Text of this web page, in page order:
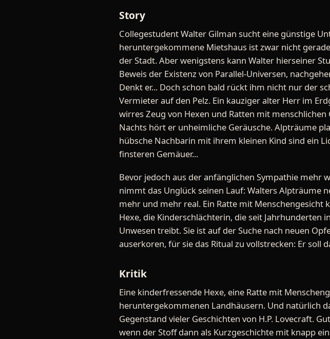
Story
Collegestudent Walter Gilman sucht eine günstige
heruntergekommene Mietshaus ist zwar nicht
der Stadt. Aber wenigstens kann Walter hierseiner
Beweis der Existenz von Parallel-Universen,
Denkt er... Doch schon bald rückt ihm nicht nur der
Vermieter auf den Pelz. Ein kauziger alter Herr im
wirres Zeug von Hexen und Ratten mit menschlichen
Nachts hört er unheimliche Geräusche. Alpträume
hübsche Nachbarin mit ihrem kleinen Kind sind ein
finsteren Gemäuer...
Bevor jedoch aus der anfänglichen Sympathie mehr
nimmt das Unglück seinen Lauf: Walters Alpträume
mehr und mehr real. Ein Ratte mit Menschengesicht
Hexe, die Kinderschlächterin, die seit Jahrhunderten
Unwesen treibt. Sie ist auf der Suche nach neuen
auserkoren, für sie das Ritual zu vollstrecken: Er soll
Kritik
Eine kinderfressende Hexe, eine Ratte mit
heruntergekommenen Landhäusern. Und natürlich
Gegenstand vieler Geschichten von H.P. Lovecraft.
wenn der Stoff dann als Kurzgeschichte mit knapp